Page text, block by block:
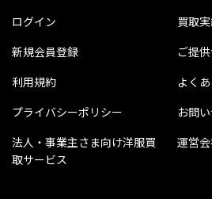
ログイン
新規会員登録
利用規約
プライバシーポリシー
法人・事業主さま向け洋服買
取サービス
買取
ご提
よく
お問
運営